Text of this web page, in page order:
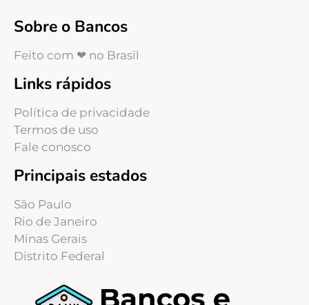
Sobre o Bancos
Feito com ❤ no Brasil
Links rápidos
Política de privacidade
Termos de uso
Fale conosco
Principais estados
São Paulo
Rio de Janeiro
Minas Gerais
Distrito Federal